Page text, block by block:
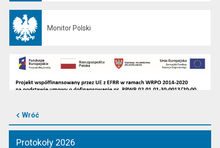
Monitor Polski
Wróć
Protokoły 2026